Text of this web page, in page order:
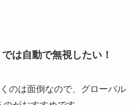
は自動で無視したい！
のは面倒なので、グローバル